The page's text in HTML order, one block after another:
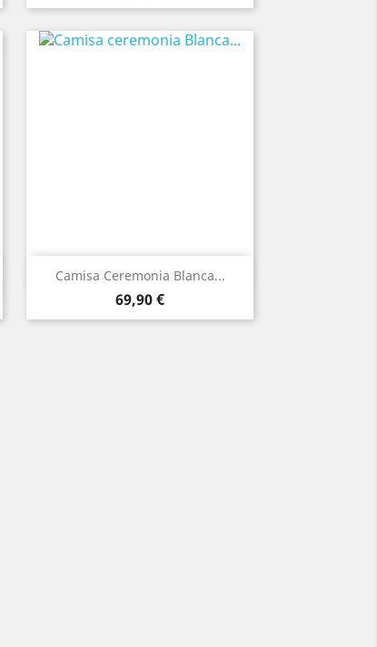
Camisa Ceremonia Blanca...
Precio
69,90 €
Vista rápida
Blanco